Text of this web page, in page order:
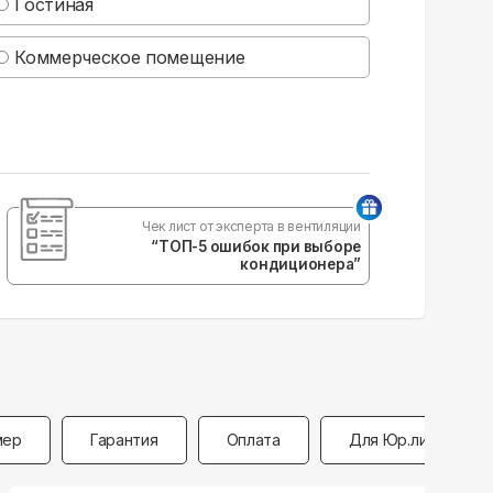
Гостиная
Коммерческое помещение
Чек лист от эксперта в вентиляции
“ТОП-5 ошибок при выборе
кондиционера”
Гарантия Оплата Для Юр.лиц